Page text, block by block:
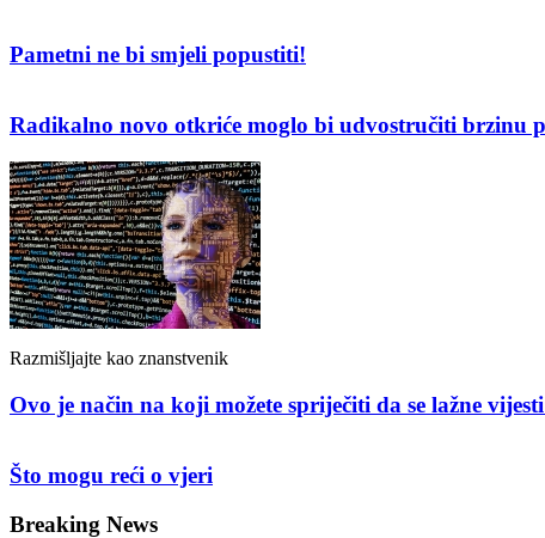
Pametni ne bi smjeli popustiti!
Radikalno novo otkriće moglo bi udvostručiti brzinu
Razmišljajte kao znanstvenik
Ovo je način na koji možete spriječiti da se lažne
Što mogu reći o vjeri
Breaking News